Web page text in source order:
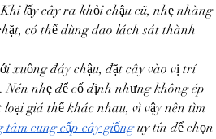
lấy cây ra khỏi chậu cũ, nhẹ nhàng
có thể dùng dao lách sát thành
xuống đáy chậu, đặt cây vào vị trí
nhẹ để cố định nhưng không ép
giá thể khác nhau, vì vậy nên tìm
tâm cung cấp cây giống uy tín để chọn